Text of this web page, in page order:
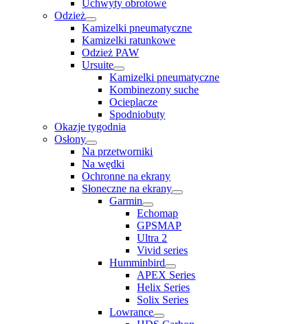
Uchwyty obrotowe
Odzież
Kamizelki pneumatyczne
Kamizelki ratunkowe
Odzież PAW
Ursuite
Kamizelki pneumatyczne
Kombinezony suche
Ocieplacze
Spodniobuty
Okazje tygodnia
Osłony
Na przetworniki
Na wędki
Ochronne na ekrany
Słoneczne na ekrany
Garmin
Echomap
GPSMAP
Ultra 2
Vivid series
Humminbird
APEX Series
Helix Series
Solix Series
Lowrance